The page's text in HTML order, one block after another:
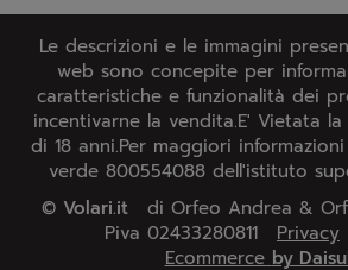
Le descrizioni e le immagini
web sono concepite per
caratteristiche e funzionalità dei
incentivarne la vendita.E' Vietata
di 18 anni.Per maggiori
verde 800554088 dell'istituto
© Volari.it
di Orfeo Andrea &
Piva 02433280811
Privacy
Ecommerce by